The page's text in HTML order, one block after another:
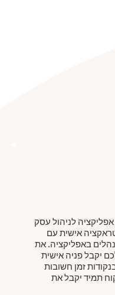
לניהול עסק
אישית עם
באפליקציה. את
יקבל פניה אישית
זמן חשובות
תמיד יקבל את